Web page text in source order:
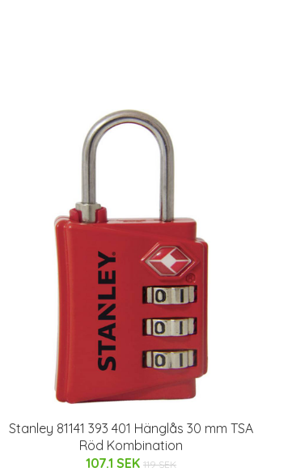
Stanley 81141 393 401 Hänglås 30 mm TSA
Röd Kombination
107.1 SEK 119 SEK